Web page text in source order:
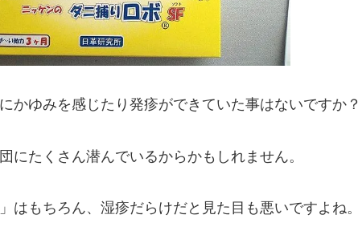
かゆみを感じたり発疹ができていた事はないですか？
にたくさん潜んでいるからかもしれません。
はもちろん、 湿疹だらけだと見た目も悪いですよね。